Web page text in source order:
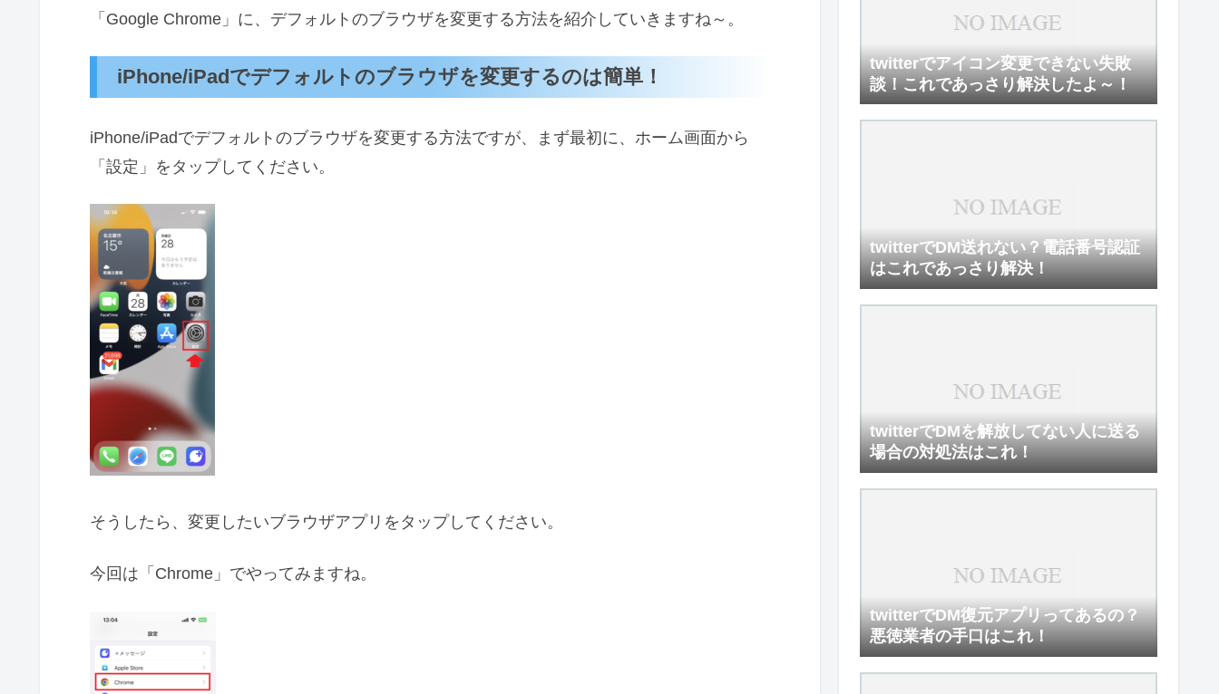
「Google Chrome」に、デフォルトのブラウザを変更する方法を紹介していきますね～。
iPhone/iPadでデフォルトのブラウザを変更するのは簡単！
iPhone/iPadでデフォルトのブラウザを変更する方法ですが、まず最初に、ホーム画面から
「設定」をタップしてください。
そうしたら、変更したいブラウザアプリをタップしてください。
今回は「Chrome」でやってみますね。
twitterでアイコン変更できない失敗
談！これであっさり解決したよ～！
twitterでDM送れない？電話番号認証
はこれであっさり解決！
twitterでDMを解放してない人に送る
場合の対処法はこれ！
twitterでDM復元アプリってあるの？
悪徳業者の手口はこれ！